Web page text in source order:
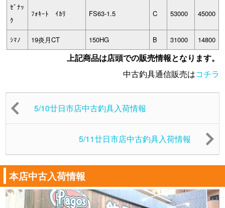
ｾﾞﾅｯ
ｸ
ﾌｫｷｰﾄ ｲｶﾘ FS63-1.5 C 53000 45000
ｼﾏﾉ 19炎月CT 150HG B 31000 14800
上記商品は店頭での販売情報となります。
中古釣具通信販売はコチラ
5/10廿日市店中古釣具入荷情報
5/11廿日市店中古釣具入荷情報
本店中古入荷情報